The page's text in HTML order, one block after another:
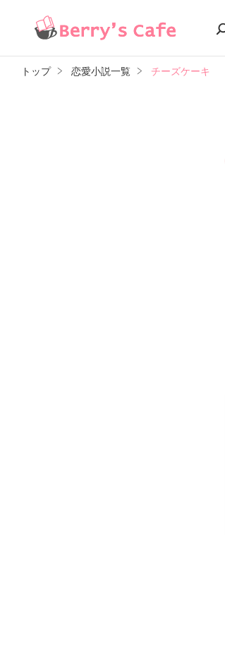
トップ 恋愛小説一覧 チーズケーキ